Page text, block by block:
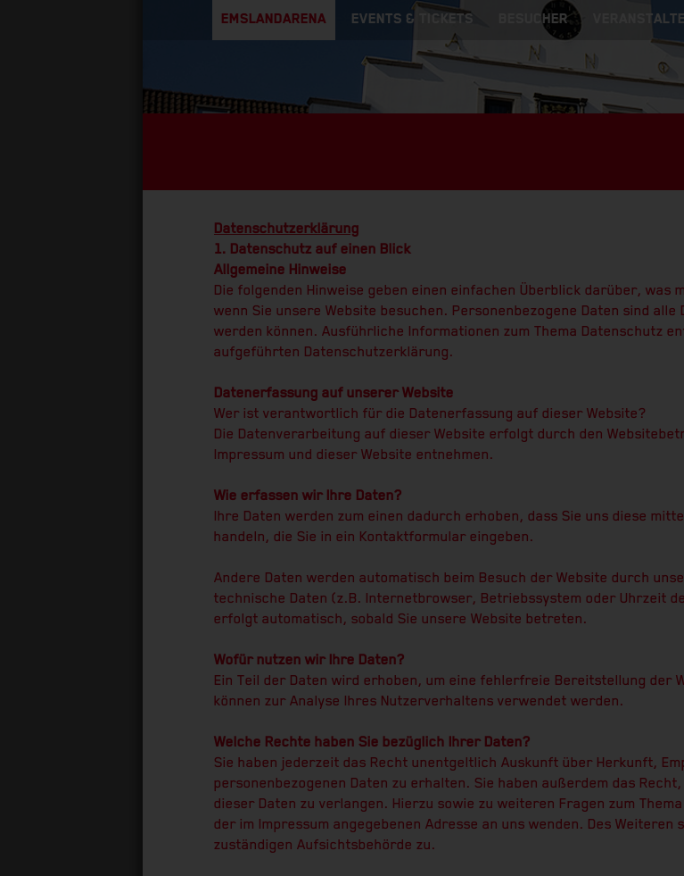
EMSLANDARENA EVENTS & TICKETS BESUCHER
Datenschutzerklärung
1. Datenschutz auf einen Blick
Allgemeine Hinweise
Die folgenden Hinweise geben einen einfachen Überblick darüber, was
wenn Sie unsere Website besuchen. Personenbezogene Daten sind
werden können. Ausführliche Informationen zum Thema Datenschutz
aufgeführten Datenschutzerklärung.
Datenerfassung auf unserer Website
Wer ist verantwortlich für die Datenerfassung auf dieser Website?
Die Datenverarbeitung auf dieser Website erfolgt durch den
Impressum und dieser Website entnehmen.
Wie erfassen wir Ihre Daten?
Ihre Daten werden zum einen dadurch erhoben, dass Sie uns diese
handeln, die Sie in ein Kontaktformular eingeben.
Andere Daten werden automatisch beim Besuch der Website durch
technische Daten (z.B. Internetbrowser, Betriebssystem oder Uhrzeit
erfolgt automatisch, sobald Sie unsere Website betreten.
Wofür nutzen wir Ihre Daten?
Ein Teil der Daten wird erhoben, um eine fehlerfreie Bereitstellung der
können zur Analyse Ihres Nutzerverhaltens verwendet werden.
Welche Rechte haben Sie bezüglich Ihrer Daten?
Sie haben jederzeit das Recht unentgeltlich Auskunft über Herkunft,
personenbezogenen Daten zu erhalten. Sie haben außerdem das
dieser Daten zu verlangen. Hierzu sowie zu weiteren Fragen zum
der im Impressum angegebenen Adresse an uns wenden. Des
zuständigen Aufsichtsbehörde zu.